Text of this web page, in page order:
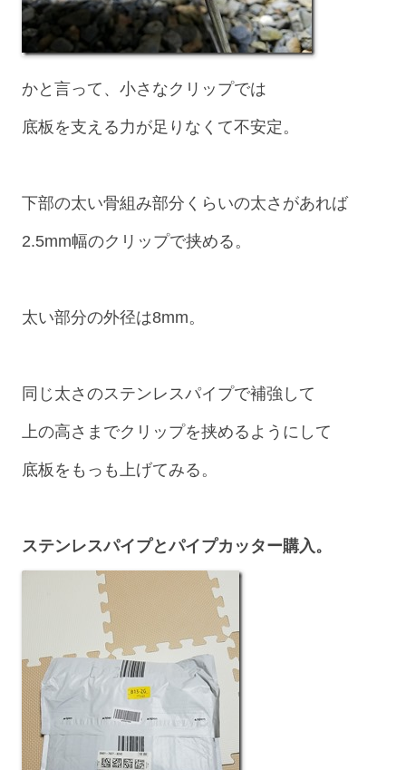
かと言って、小さなクリップでは
底板を支える力が足りなくて不安定。
下部の太い骨組み部分くらいの太さがあれば
2.5mm幅のクリップで挟める。
太い部分の外径は8mm。
同じ太さのステンレスパイプで補強して
上の高さまでクリップを挟めるようにして
底板をもっも上げてみる。
ステンレスパイプとパイプカッター購入。